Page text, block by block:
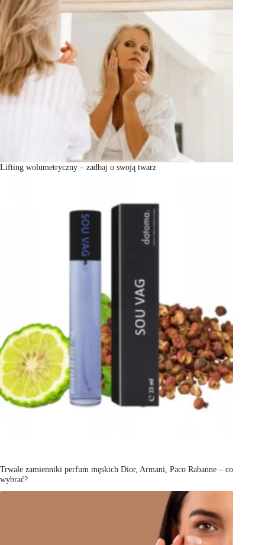
Lifting wolumetryczny – zadbaj o swoją twarz
Trwałe zamienniki perfum męskich Dior, Armani, Paco Rabanne – co
wybrać?